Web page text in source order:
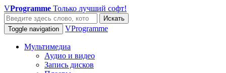
VProgramme Только лучший софт!
Искать
Toggle navigation
VProgramme
Мультимедиа
Аудио и видео
Запись дисков